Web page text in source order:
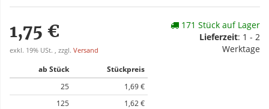
1,75 €
exkl. 19% USt. , zzgl. Versand
ab Stück
Stückpreis
25
1,69 €
125
1,62 €
171 Stück auf Lager
Lieferzeit: 1 - 2
Werktage